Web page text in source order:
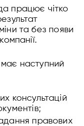
працює чітко
та без появи
наступний
консультацій
правових